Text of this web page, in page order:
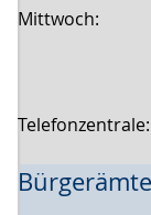
Mittwoch: